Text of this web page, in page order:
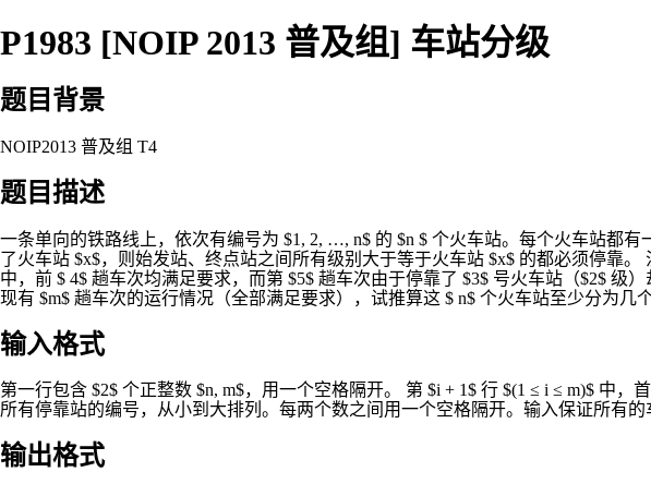
P1983 [NOIP 2013 普及组] 车站分级
题目背景
NOIP2013 普及组 T4
题目描述
一条单向的铁路线上，依次有编号为 $1, 2, …, n$ 的 $n $ 个火车站。每个火车站都
了火车站 $x$，则始发站、终点站之间所有级别大于等于火车站 $x$ 的都必须停靠
中，前 $ 4$ 趟车次均满足要求，而第 $5$ 趟车次由于停靠了 $3$ 号火车站（$2$ 级
现有 $m$ 趟车次的运行情况（全部满足要求），试推算这 $ n$ 个火车站至少分为几
输入格式
第一行包含 $2$ 个正整数 $n, m$，用一个空格隔开。 第 $i + 1$ 行 $(1 ≤ i ≤ m)$ 中
所有停靠站的编号，从小到大排列。每两个数之间用一个空格隔开。输入保证所有的
输出格式